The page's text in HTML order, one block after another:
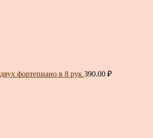
фортепиано в 8 рук 390.00 ₽